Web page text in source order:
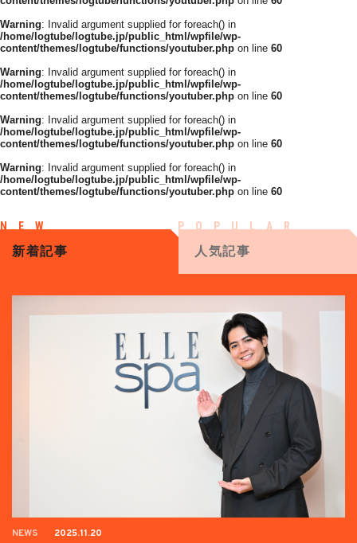
Warning: Invalid argument supplied for foreach() in
/home/logtube/logtube.jp/public_html/wpfile/wp-
content/themes/logtube/functions/youtuber.php on line 60
Warning: Invalid argument supplied for foreach() in
/home/logtube/logtube.jp/public_html/wpfile/wp-
content/themes/logtube/functions/youtuber.php on line 60
Warning: Invalid argument supplied for foreach() in
/home/logtube/logtube.jp/public_html/wpfile/wp-
content/themes/logtube/functions/youtuber.php on line 60
Warning: Invalid argument supplied for foreach() in
/home/logtube/logtube.jp/public_html/wpfile/wp-
content/themes/logtube/functions/youtuber.php on line 60
新着記事 人気記事
NEWS 2025.11.20